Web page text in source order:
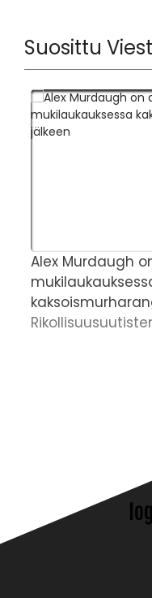
Suosittu
Alex Murdaugh